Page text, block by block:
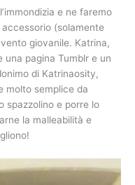
e ne faremo
(solamente
giovanile. Katrina,
pagina Tumblr e un
di Katrinaosity,
molto semplice da
spazzolino e porre lo
la malleabilità e